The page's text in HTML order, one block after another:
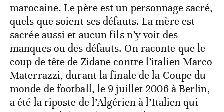
marocaine. Le père est un personnage sacré,
quels que soient ses défauts. La mère est
sacrée aussi et aucun fils n’y voit des
manques ou des défauts. On raconte que le
coup de tête de Zidane contre l’italien Marco
Materrazzi, durant la finale de la Coupe du
monde de football, le 9 juillet 2006 à Berlin,
a été la riposte de l’Algérien à l’Italien qui